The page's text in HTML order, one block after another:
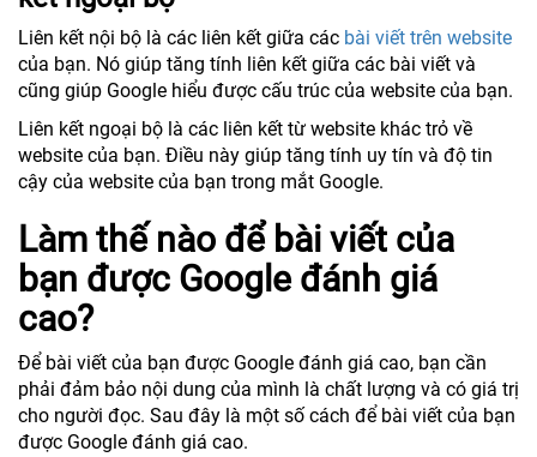
Liên kết nội bộ là các liên kết giữa các bài viết trên website
của bạn. Nó giúp tăng tính liên kết giữa các bài viết và
cũng giúp Google hiểu được cấu trúc của website của bạn.
Liên kết ngoại bộ là các liên kết từ website khác trỏ về
website của bạn. Điều này giúp tăng tính uy tín và độ tin
cậy của website của bạn trong mắt Google.
Làm thế nào để bài viết của
bạn được Google đánh giá
cao?
Để bài viết của bạn được Google đánh giá cao, bạn cần
phải đảm bảo nội dung của mình là chất lượng và có giá trị
cho người đọc. Sau đây là một số cách để bài viết của bạn
được Google đánh giá cao.